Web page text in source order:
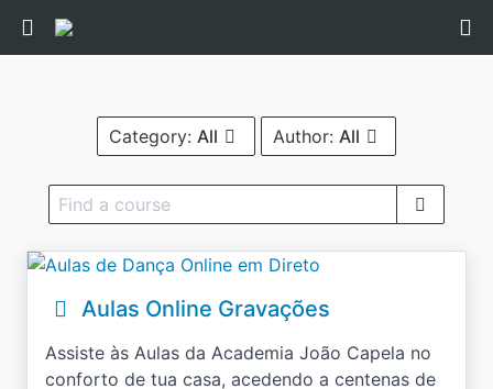
Category:All Author: All
Aulas Online Gravações
Assiste às Aulas da Academia João Capela no
conforto de tua casa, acedendo a centenas de